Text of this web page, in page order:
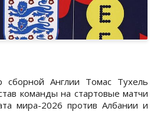
сборной Англии Томас Тухель
команды на стартовые матчи
мира-2026 против Албании и